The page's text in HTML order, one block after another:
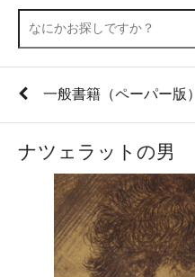
一般書籍（ペーパー版）
ナツェラットの男